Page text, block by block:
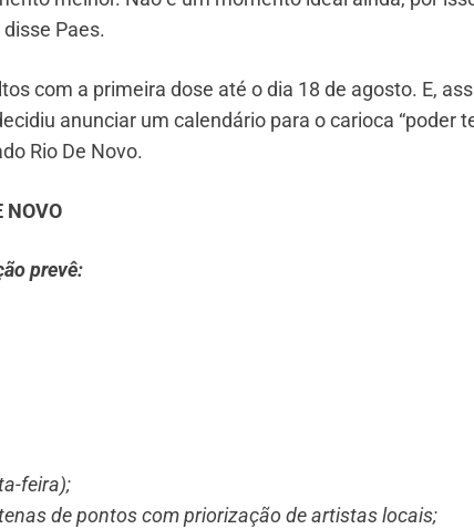
Paes.
com a primeira dose até o dia 18 de agosto. E,
anunciar um calendário para o carioca “poder
Rio De Novo.
NOVO
prevê:
feira);
de pontos com priorização de artistas locais;